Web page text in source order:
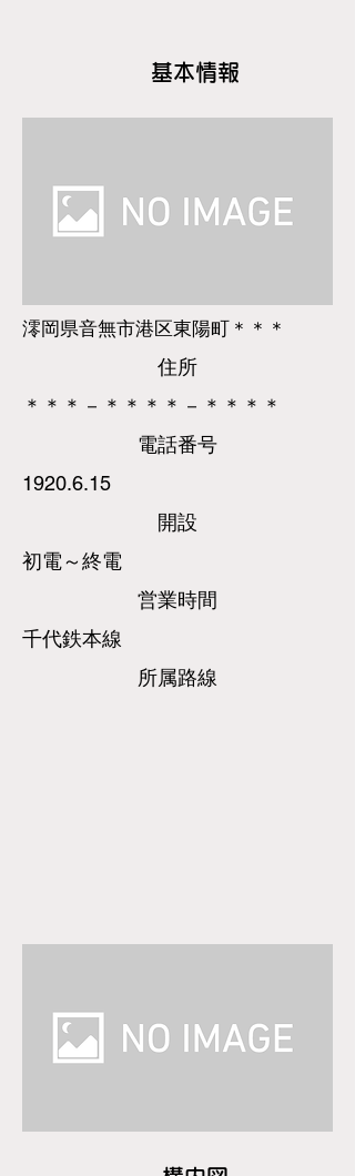
基本情報
澪岡県音無市港区東陽町＊＊＊
​住所
＊＊＊－＊＊＊＊－＊＊＊＊
​電話番号
1920.6.15
​開設
初電～終電
営業時間
千代鉄本線
所属路線